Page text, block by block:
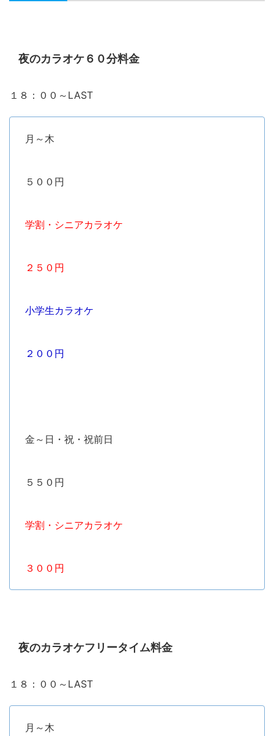
夜のカラオケ６０分料金
１８：００～LAST
月～木
５００円
学割・シニアカラオケ
２５０円
小学生カラオケ
２００円
金～日・祝・祝前日
５５０円
学割・シニアカラオケ
３００円
夜のカラオケフリータイム料金
１８：００～LAST
月～木